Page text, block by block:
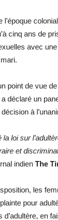
l’époque
cinq ans de
avec
point de vue
déclaré un
à
loi sur
et
indien The
les
pour
en